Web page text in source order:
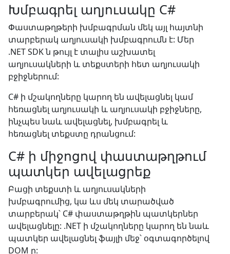
Խմբագրել աղյուսակը C#
Փաստաթղթերի խմբագրման մեկ այլ հայտնի
տարբերակ աղյուսակի խմբագրումն է: Մեր
.NET SDK ն թույլ է տալիս աշխատել
աղյուսակների և տեքստերի հետ աղյուսակի
բջիջներում:
C# ի մշակողները կարող են ավելացնել կամ
հեռացնել աղյուսակի և աղյուսակի բջիջները,
ինչպես նաև ավելացնել, խմբագրել և
հեռացնել տեքստը դրանցում:
C# ի միջոցով փաստաթղթում
պատկեր ավելացրեք
Բացի տեքստի և աղյուսակների
խմբագրումից, կա ևս մեկ տարածված
տարբերակ՝ C# փաստաթղթին պատկերներ
ավելացնելը: .NET ի մշակողները կարող են նաև
պատկեր ավելացնել ֆայլի մեջ՝ օգտագործելով
DOM ը: